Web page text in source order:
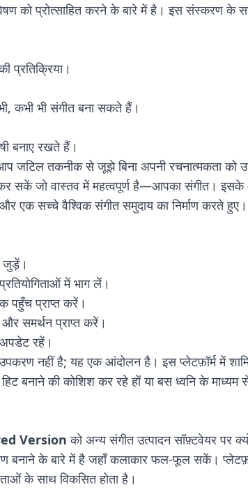
को प्रोत्साहित करने के बारे में है। इस संस्करण के
प्रतिक्रिया।
कभी भी संगीत बना सकते हैं।
बनाए रखते हैं।
जटिल तकनीक से जूझे बिना अपनी रचनात्मकता को
सकें जो वास्तव में महत्वपूर्ण है—आपका संगीत। इसके
एक सच्चे वैश्विक संगीत समुदाय का निर्माण करते हुए।
जुड़ें।
में भाग लें।
पहुँच प्राप्त करें।
समर्थन प्राप्त करें।
रहें।
नहीं है; यह एक आंदोलन है। इस प्लेटफ़ॉर्म में
बनाने की कोशिश कर रहे हों या बस ध्वनि के
Version को अन्य संगीत उत्पादन सॉफ़्टवेयर पर
बनाने के बारे में है जहाँ कलाकार फल-फूल सकें।
के साथ विकसित होता है।